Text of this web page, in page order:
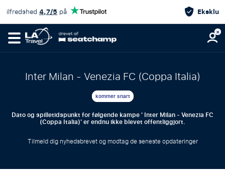
Eksklusiv kampændringsgaranti
Inter Milan - Venezia FC (Coppa Italia)
kommer snart
Dato og spilletidspunkt for følgende kampe ' Inter Milan - Venezia FC
(Coppa Italia)' er endnu ikke blevet offentliggjort.
Tilmeld dig nyhedsbrevet og modtag de seneste opdateringer